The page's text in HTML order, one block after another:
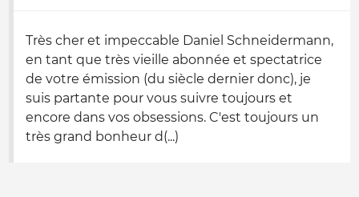
Très cher et impeccable Daniel Schneidermann,
en tant que très vieille abonnée et spectatrice
de votre émission (du siècle dernier donc), je
suis partante pour vous suivre toujours et
encore dans vos obsessions. C'est toujours un
très grand bonheur d(...)